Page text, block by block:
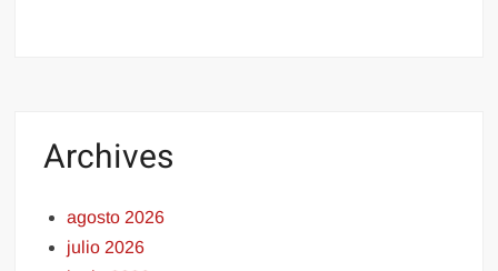
Archives
agosto 2026
julio 2026